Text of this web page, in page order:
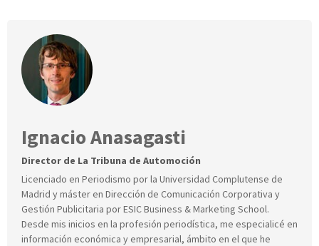
Ignacio Anasagasti
Director de La Tribuna de Automoción
Licenciado en Periodismo por la Universidad Complutense de
Madrid y máster en Dirección de Comunicación Corporativa y
Gestión Publicitaria por ESIC Business & Marketing School.
Desde mis inicios en la profesión periodística, me especialicé en
información económica y empresarial, ámbito en el que he